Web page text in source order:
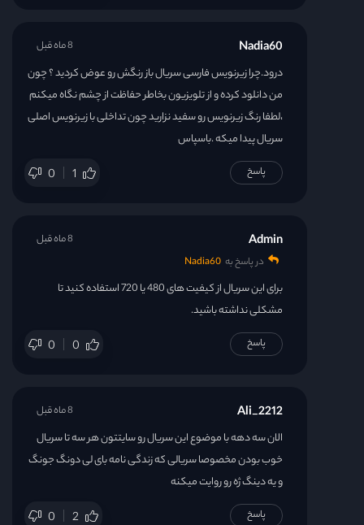
Nadia60
درود.چرا زیرنویس فارسی سریال باز رنگش رو عوض کردید ؟ چون
من دانلود کرده و از تلویزیون بخاطر حفاظت از چشم نگاه میکنم
،لطفا رنگ زیرنویس رو سفید نزارید چون تداخلی با زیرنویس اصلی
سریال پیدا میکه .باسپاس
0 1
8 ماه قبل
پاسخ
Admin
در پاسخ به Nadia60
برای این سریال از کیفیت های 480 یا 720 استفاده کنید تا
مشکلی نداشته باشید.
0 0
8 ماه قبل
پاسخ
Ali_2212
الان سه دهه با موضوع این سریال رو سایتتون هر سه تا سریال
خوب بودن مخصوصا سریالی که زندگی نامه بای لی دونگ جونگ
و یه دینگ ژه رو روایت میکنه
0 2
8 ماه قبل
پاسخ